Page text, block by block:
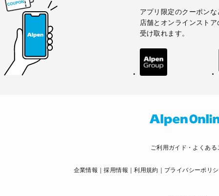
アプリ限定のクーポンな
店舗とオンラインスト
受け取れます。
ご利用ガイド・よくある
企業情報 採用情報 利用規約 プライバシーポリ